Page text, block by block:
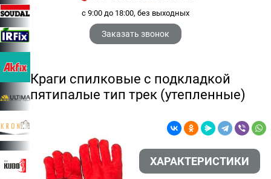
с 9:00 до 18:00, без выходных
Заказать звонок
Краги спилковые с подкладкой
пятипалые тип трек (утепленные)
ХАРАКТЕРИСТИКИ